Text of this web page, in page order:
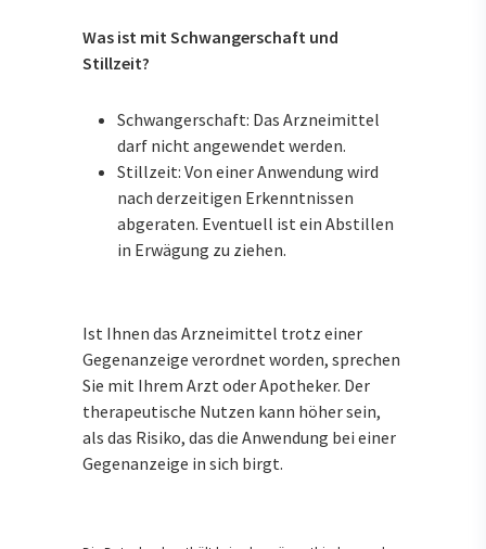
Was ist mit Schwangerschaft und
Stillzeit?
Schwangerschaft: Das Arzneimittel
darf nicht angewendet werden.
Stillzeit: Von einer Anwendung wird
nach derzeitigen Erkenntnissen
abgeraten. Eventuell ist ein Abstillen
in Erwägung zu ziehen.
Ist Ihnen das Arzneimittel trotz einer
Gegenanzeige verordnet worden, sprechen
Sie mit Ihrem Arzt oder Apotheker. Der
therapeutische Nutzen kann höher sein,
als das Risiko, das die Anwendung bei einer
Gegenanzeige in sich birgt.